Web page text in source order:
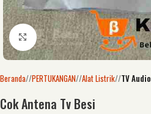
Click to enlarge
Beranda/ PERTUKANGAN/ Alat Listrik/ TV Audio
Cok Antena Tv Besi